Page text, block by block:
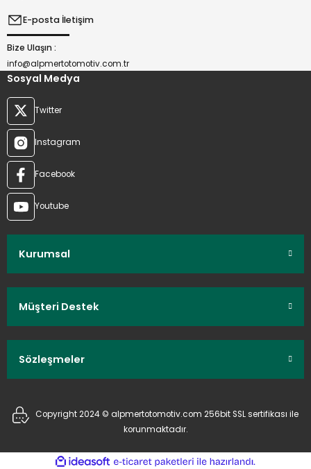
E-posta İletişim
Bize Ulaşın :
info@alpmertotomotiv.com.tr
Sosyal Medya
Twitter
Instagram
Facebook
Youtube
Kurumsal
Müşteri Destek
Sözleşmeler
Copyright 2024 © alpmertotomotiv.com 256bit SSL sertifikası ile
korunmaktadır.
ideasoft
e-